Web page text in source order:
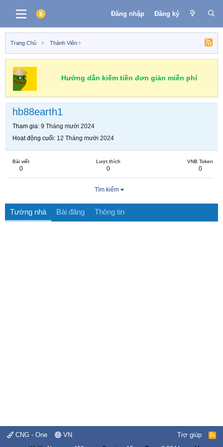
Đăng nhập Đăng ký
Trang Chủ Thành Viên
Hướng dẫn kiếm tiền đơn giản miễn phí
hb88earth1
Tham gia 9 Tháng mười 2024
Hoạt động cuối 12 Tháng mười 2024
Bài viết
0
Lượt thích
0
VNB Token
0
Tìm kiếm
Tường nhà Bài đăng Thông tin
CNG - One VN Trợ giúp
R